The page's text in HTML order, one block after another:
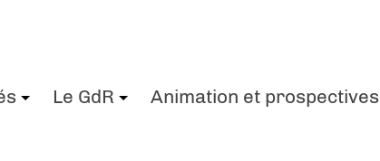
Le GdR Animation et prospectives